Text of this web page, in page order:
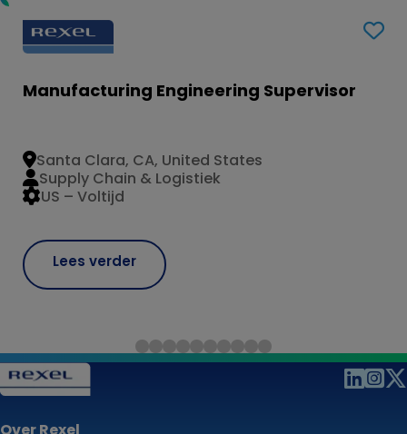
Manufacturing Engineering Supervisor
Lees verder
Santa Clara, CA, United States
US – Voltijd
Supply Chain & Logistiek